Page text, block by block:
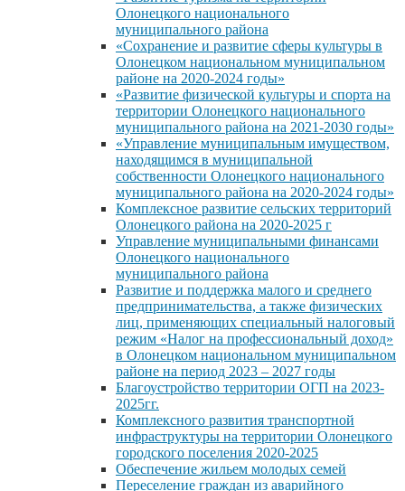
Олонецкого национального
муниципального района
«Сохранение и развитие сферы культуры в
Олонецком национальном муниципальном
районе на 2020-2024 годы»
«Развитие физической культуры и спорта на
территории Олонецкого национального
муниципального района на 2021-2030 годы»
«Управление муниципальным имуществом,
находящимся в муниципальной
собственности Олонецкого национального
муниципального района на 2020-2024 годы»
Комплексное развитие сельских территорий
Олонецкого района на 2020-2025 г
Управление муниципальными финансами
Олонецкого национального
муниципального района
Развитие и поддержка малого и среднего
предпринимательства, а также физических
лиц, применяющих специальный налоговый
режим «Налог на профессиональный доход»
в Олонецком национальном муниципальном
районе на период 2023 – 2027 годы
Благоустройство территории ОГП на 2023-
2025гг.
Комплексного развития транспортной
инфраструктуры на территории Олонецкого
городского поселения 2020-2025
Обеспечение жильем молодых семей
Переселение граждан из аварийного